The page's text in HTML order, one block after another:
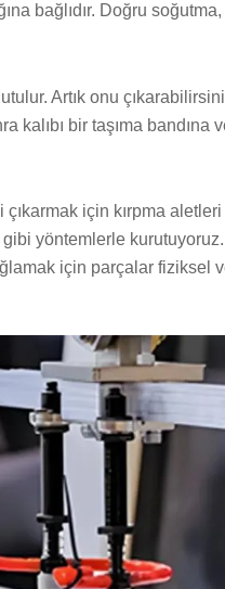
bağlıdır. Doğru
Artık onu
kalıbı bir taşıma
için kırpma
yöntemlerle kurutuyoruz.
için parçalar fiziksel